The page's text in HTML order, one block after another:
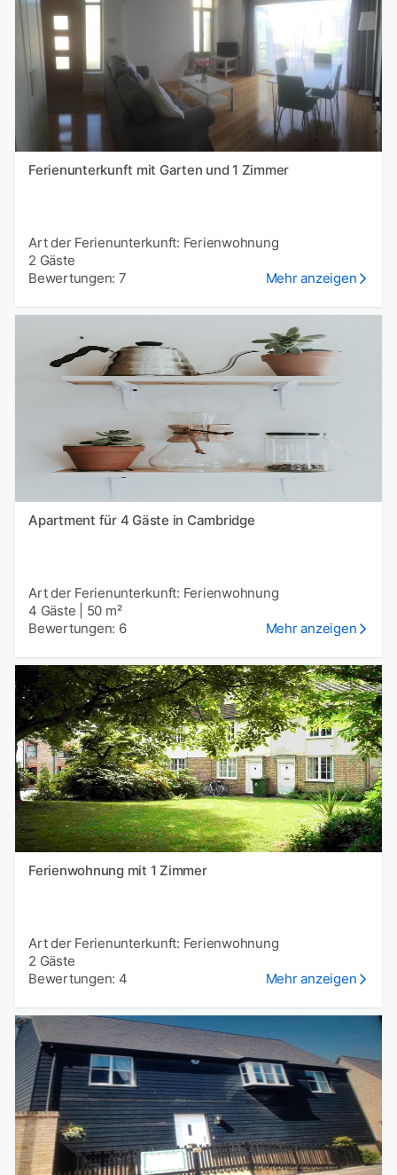
Ferienunterkunft mit Garten und 1 Zimmer
Art der Ferienunterkunft: Ferienwohnung
2 Gäste
Bewertungen: 7
Mehr anzeigen
Apartment für 4 Gäste in Cambridge
Art der Ferienunterkunft: Ferienwohnung
4 Gäste
50 m²
Bewertungen: 6
Mehr anzeigen
Ferienwohnung mit 1 Zimmer
Art der Ferienunterkunft: Ferienwohnung
2 Gäste
Bewertungen: 4
Mehr anzeigen